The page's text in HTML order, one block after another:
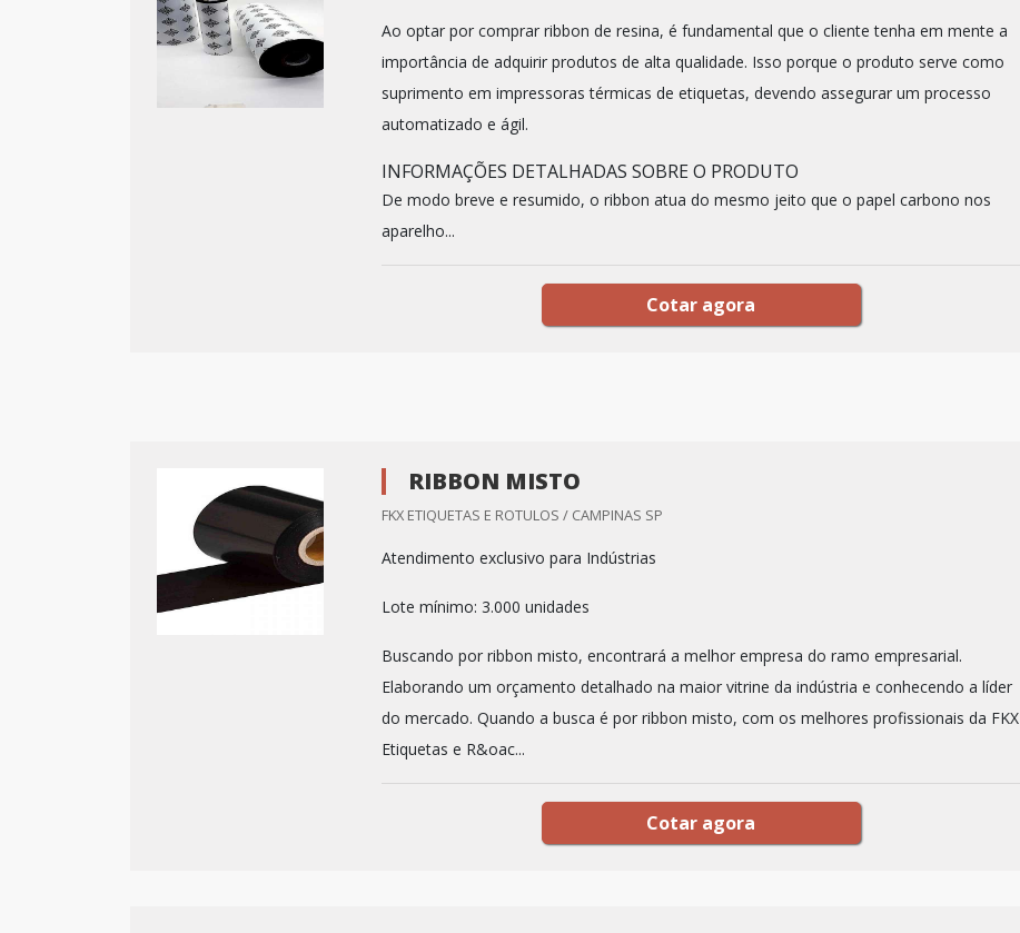
Ao optar por comprar ribbon de resina, é fundamental que o cliente tenha em mente a
importância de adquirir produtos de alta qualidade. Isso porque o produto serve como
suprimento em impressoras térmicas de etiquetas, devendo assegurar um processo
automatizado e ágil.
INFORMAÇÕES DETALHADAS SOBRE O PRODUTO
De modo breve e resumido, o ribbon atua do mesmo jeito que o papel carbono nos
aparelho...
Cotar agora
RIBBON MISTO
FKX ETIQUETAS E ROTULOS / CAMPINAS SP
Atendimento exclusivo para Indústrias
Lote mínimo: 3.000 unidades
Buscando por ribbon misto, encontrará a melhor empresa do ramo empresarial.
Elaborando um orçamento detalhado na maior vitrine da indústria e conhecendo a líder
do mercado. Quando a busca é por ribbon misto, com os melhores profissionais da FKX
Etiquetas e R&oac...
Cotar agora